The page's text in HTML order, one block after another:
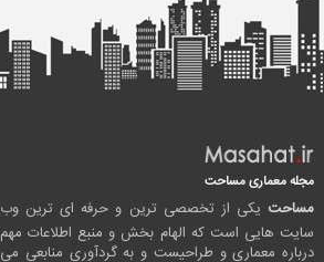
مجله معماری مساحت
مساحت یکی از تخصصی ترین و حرفه ای ترین وب
سایت هایی است که الهام بخش و منبع اطلاعات مهم
درباره معماری و طراحیست و به گردآوری منابعی می